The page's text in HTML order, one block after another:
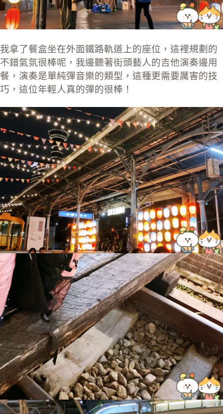
我拿了餐盒坐在外面鐵路軌道上的座位，這裡規劃的
不錯氣氛很棒呢，我邊聽著街頭藝人的吉他演奏邊用
餐，演奏是單純彈音樂的類型，這種更需要厲害的技
巧，這位年輕人真的彈的很棒！